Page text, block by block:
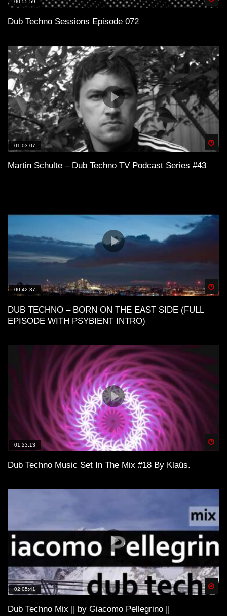
00:55:59
Dub Techno Sessions Episode 072
01:03:07
Martin Schulte – Dub Techno TV Podcast Series #43
00:42:37
DUB TECHNO – BORN ON THE EAST SIDE (FULL
EPISODE WITH PSYBIENT INTRO)
01:23:13
Dub Techno Music Set In The Mix #18 By Klaüs.
02:05:41
Dub Techno Mix || by Giacomo Pellegrino ||